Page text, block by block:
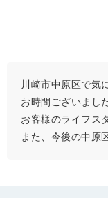
川崎市中原区で気
お時間ございまし
お客様のライフス
また、今後の中原